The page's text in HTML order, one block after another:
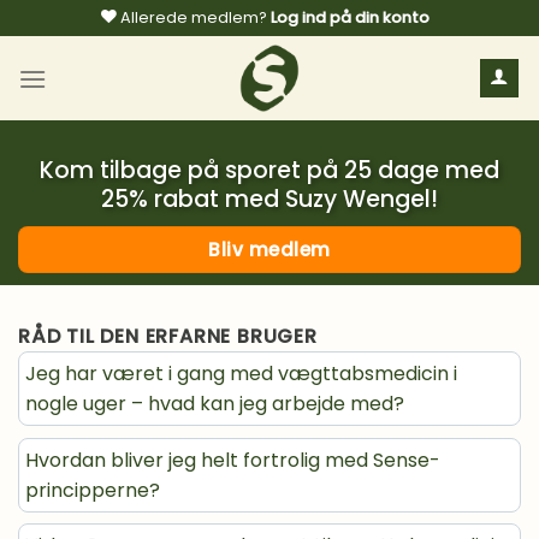
til
indhold
Allerede medlem? Log ind på din konto
Kom tilbage på sporet på 25 dage med
25% rabat med Suzy Wengel!
Bliv medlem
RÅD TIL DEN ERFARNE BRUGER
Jeg har været i gang med vægttabsmedicin i
nogle uger – hvad kan jeg arbejde med?
Hvordan bliver jeg helt fortrolig med Sense-
principperne?